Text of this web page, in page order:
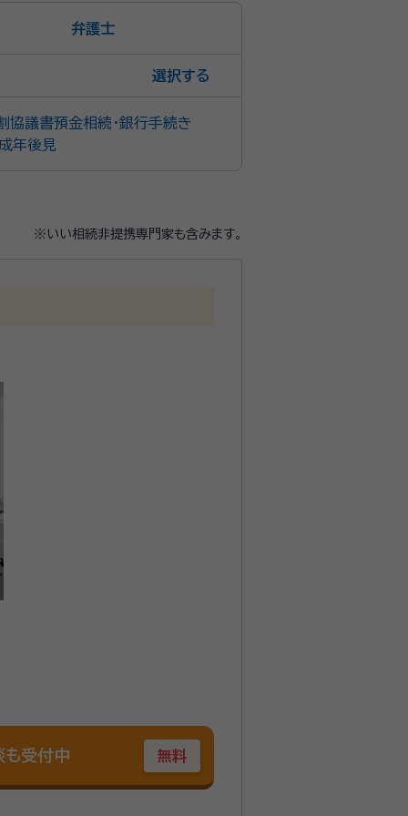
弁護士
選択
協議書預金相続・銀行手続き
成年後見
※いい相続非提携専門家も含みます。
受付中 無料